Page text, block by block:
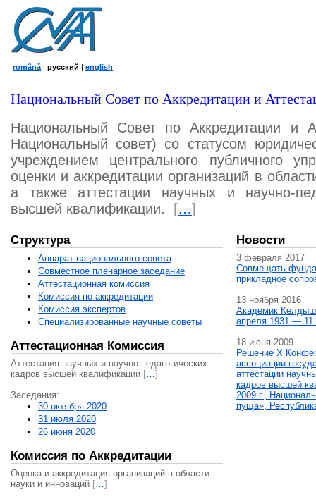
română | русский | english
Национальный Совет по Аккредитации и
Национальный Совет по Аккредитации и
Национальный совет) со статусом
учреждением центрального публичного
оценки и аккредитации организаций в
а также аттестации научных и научно-
высшей квалификации.
[…]
Структура
Аппарат национального совета
Совместное пленарное заседание
Аттестационная комисcия
Комиссия по аккредитации
Комиссия экспертов
Специализированные научные советы
Аттестационная Комиссия
Аттестация научных и научно-педагогических
кадров высшей квалификации […]
Заседания:
30 октября 2020
31 июля 2020
26 июня 2020
Комиссия по Аккредитации
Оценка и аккредитация организаций в области
науки и инноваций […]
Новости
3 февраля 2017
Совмещать
прикладное
13 ноября 2016
Академик
апреля 1931 — 11
18 июня 2009
Решение X
ассоциации
аттестации
кадров высшей
2009 г.,
пуща»,